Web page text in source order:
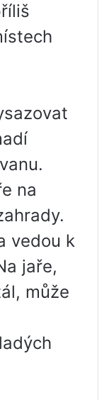
na
vedou k
jaře,
může